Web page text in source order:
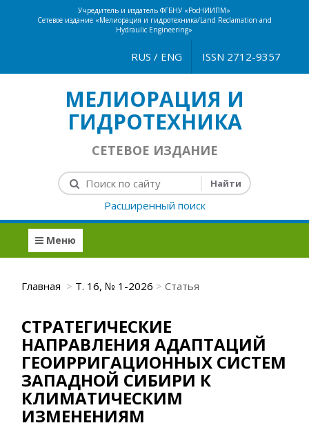
Учредитель и издатель ФГБНУ «РосНИИПМ»
Сетевое издание «Мелиорация и гидротехника/Land Reclamation and
Hydraulic Engineering»
ISSN 2712-9357
RUS / ENG
МЕЛИОРАЦИЯ И
ГИДРОТЕХНИКА
СЕТЕВОЕ ИЗДАНИЕ
Расширенный поиск
Меню
Главная Т. 16, № 1-2026 Статья
СТРАТЕГИЧЕСКИЕ
НАПРАВЛЕНИЯ АДАПТАЦИЙ
ГЕОИРРИГАЦИОННЫХ СИСТЕМ
ЗАПАДНОЙ СИБИРИ К
КЛИМАТИЧЕСКИМ
ИЗМЕНЕНИЯМ